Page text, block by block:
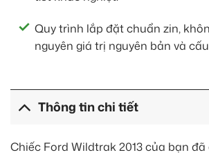
Quy trình lắp đặt chuẩn zin,
nguyên giá trị nguyên bản và
Thông tin chi tiết
Chiếc Ford Wildtrak 2013 của bạn